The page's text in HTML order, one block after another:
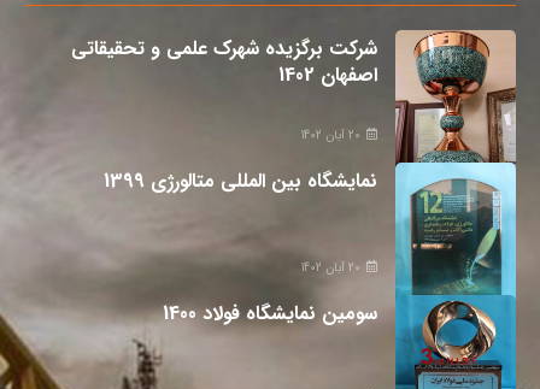
شرکت برگزیده شهرک علمی و تحقیقاتی
اصفهان 1402
20 آبان 1402
نمایشگاه بین المللی متالورژی 1399
20 آبان 1402
سومین نمایشگاه فولاد 1400